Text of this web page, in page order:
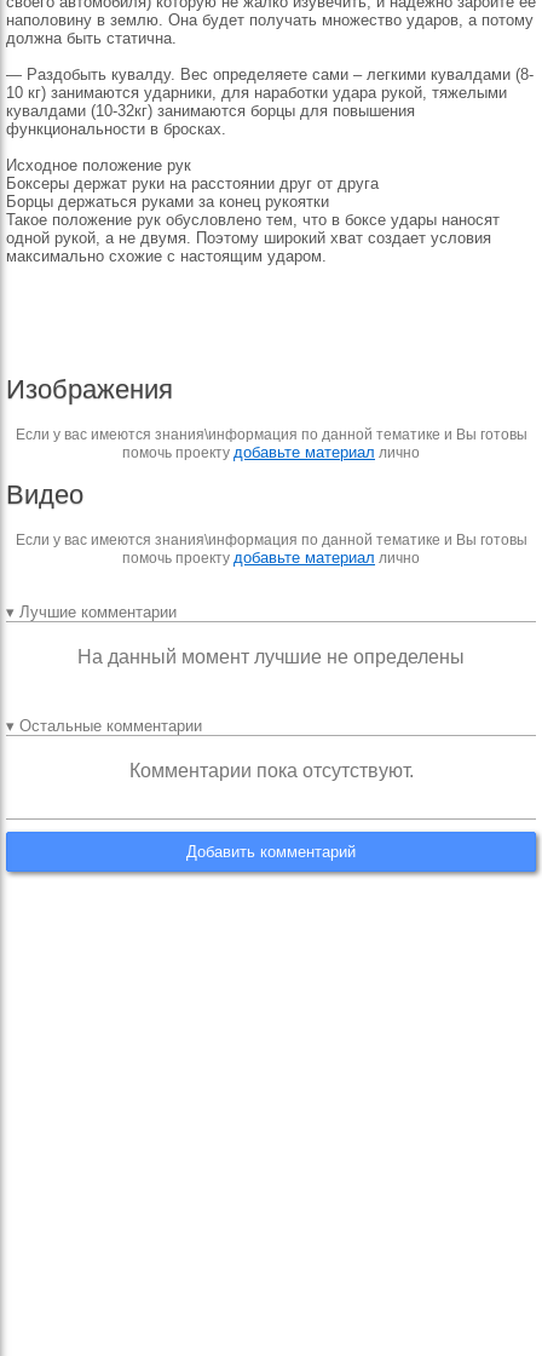
наполовину в землю. Она будет получать множество ударов, а потому
должна быть статична.
— Раздобыть кувалду. Вес определяете сами – легкими кувалдами (8-
10 кг) занимаются ударники, для наработки удара рукой, тяжелыми
кувалдами (10-32кг) занимаются борцы для повышения
функциональности в бросках.
Исходное положение рук
Боксеры держат руки на расстоянии друг от друга
Борцы держаться руками за конец рукоятки
Такое положение рук обусловлено тем, что в боксе удары наносят
одной рукой, а не двумя. Поэтому широкий хват создает условия
максимально схожие с настоящим ударом.
Изображения
Если у вас имеются знания\информация по данной тематике и Вы готовы
помочь проекту добавьте материал лично
Видео
Если у вас имеются знания\информация по данной тематике и Вы готовы
помочь проекту добавьте материал лично
▾ Лучшие комментарии
На данный момент лучшие не определены
▾ Остальные комментарии
Комментарии пока отсутствуют.
Добавить комментарий